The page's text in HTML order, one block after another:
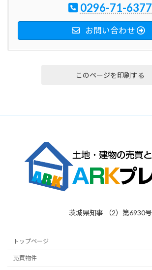
0296-71-6377
お問い合わせ
このページを印刷する
茨城県知事 （2）第6930号
トップページ
売買物件